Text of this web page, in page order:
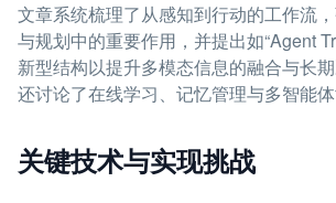
文章系统梳理了从感知到行动的工作流
与规划中的重要作用，并提出如“Agent
新型结构以提升多模态信息的融合与长
还讨论了在线学习、记忆管理与多智能体
关键技术与实现挑战